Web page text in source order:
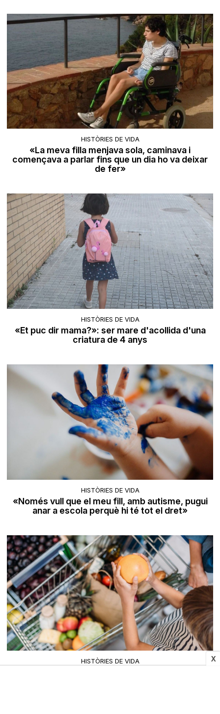
X
HISTÒRIES DE VIDA
«La meva filla menjava sola, caminava i
començava a parlar fins que un dia ho va deixar
de fer»
HISTÒRIES DE VIDA
«Et puc dir mama?»: ser mare d'acollida d'una
criatura de 4 anys
HISTÒRIES DE VIDA
«Només vull que el meu fill, amb autisme, pugui
anar a escola perquè hi té tot el dret»
HISTÒRIES DE VIDA